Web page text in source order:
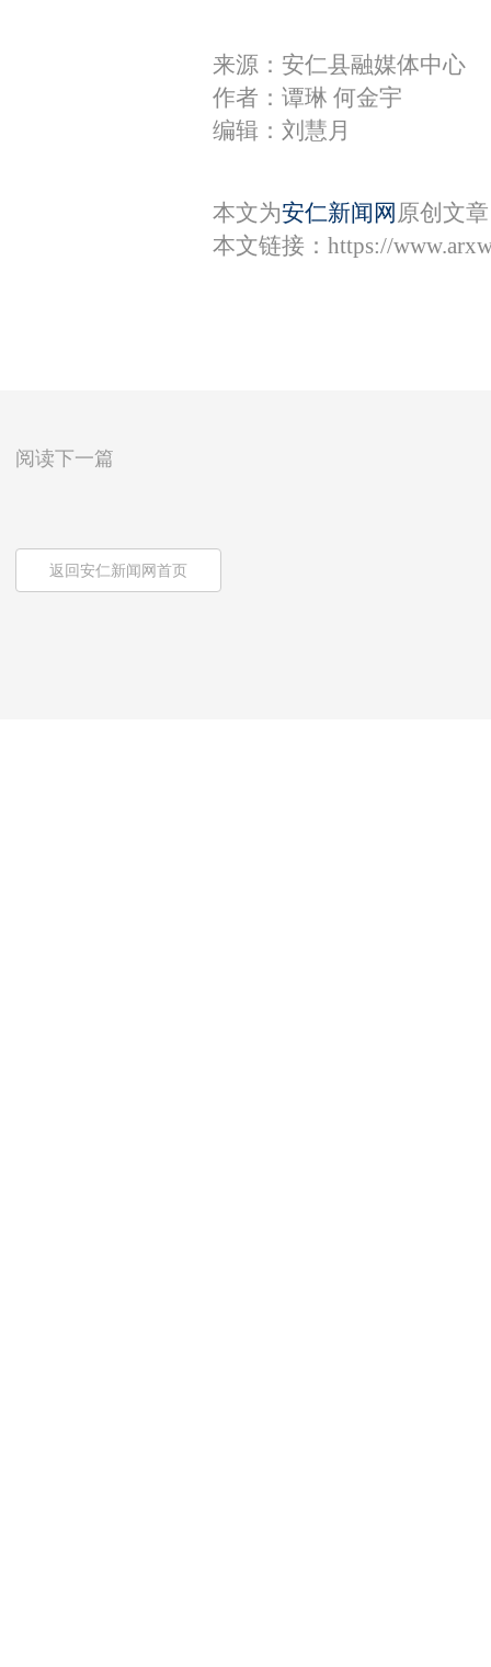
来源：安仁县融媒体中心
作者：谭琳 何金宇
编辑：刘慧月
本文为安仁新闻网 原创文
本文链接： https://
阅读下一篇
返回安仁新闻网首页